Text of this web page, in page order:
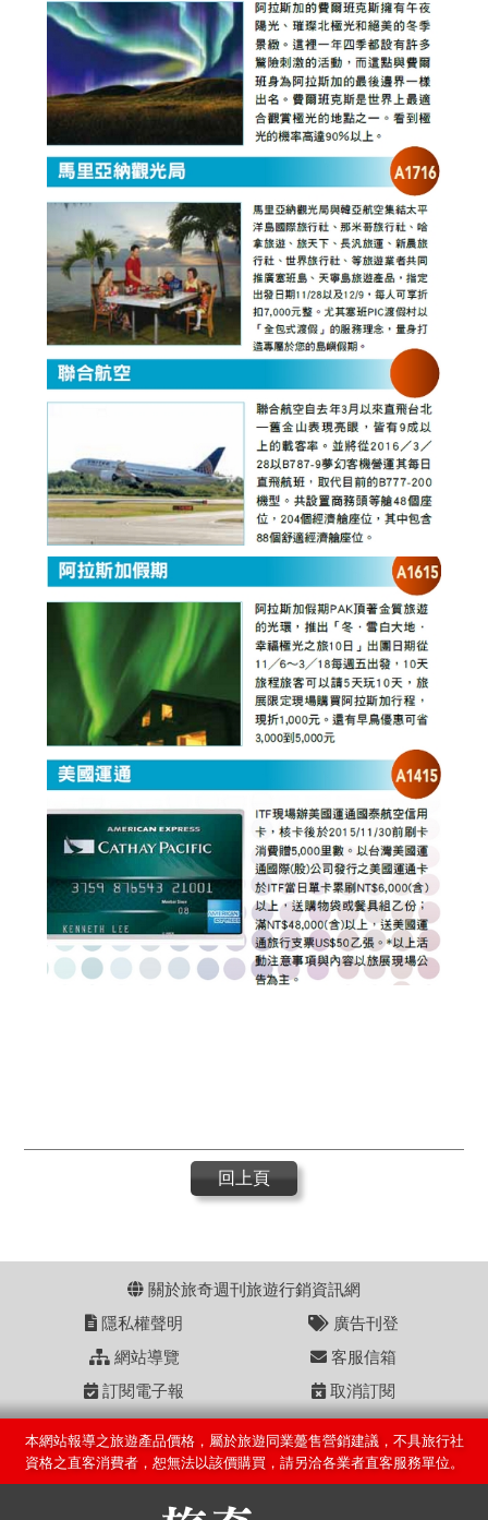
回上頁
關於旅奇週刊旅遊行銷資訊網
隱私權聲明
廣告刊登
網站導覽
客服信箱
訂閱電子報
取消訂閱
本網站報導之旅遊產品價格，屬於旅遊同業躉售營銷建議，不具旅行社
資格之直客消費者，恕無法以該價購買，請另洽各業者直客服務單位。